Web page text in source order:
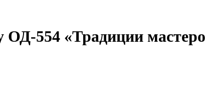
ОД-554 «Традиции